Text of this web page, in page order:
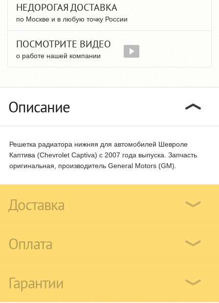
НЕДОРОГАЯ ДОСТАВКА
по Москве и в любую точку России
ПОСМОТРИТЕ ВИДЕО
о работе нашей компании
Описание
Решетка радиатора нижняя для автомобилей Шевроле
Каптива (Chevrolet Captiva) с 2007 года выпуска. Запчасть
оригинальная, производитель General Motors (GM).
Доставка
Оплата
Гарантии